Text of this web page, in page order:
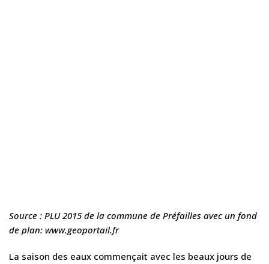
Source : PLU 2015 de la commune de Préfailles avec un fond
de plan: www.geoportail.fr
La saison des eaux commençait avec les beaux jours de